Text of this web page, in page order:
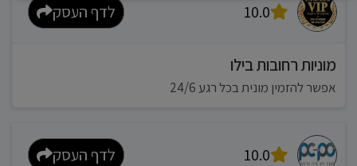
10.0 לדף העסק
מוניות רחובות בילו
אפשר להזמין מונית בכל רגע 24/6
10.0 לדף העסק